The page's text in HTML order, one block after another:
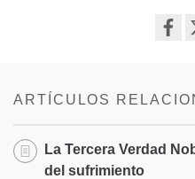
ARTÍCULOS
La Tercera Verdad
del sufrimiento